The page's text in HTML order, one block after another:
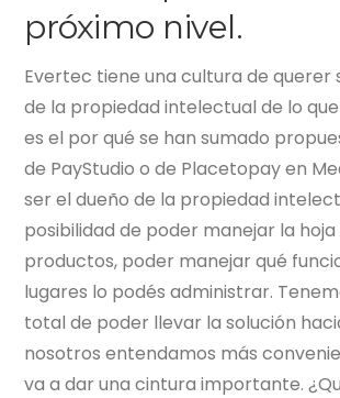
próximo nivel.
Evertec tiene una cultura de querer
de la propiedad intelectual de lo
es el por qué se han sumado
de PayStudio o de Placetopay en
ser el dueño de la propiedad
posibilidad de poder manejar la
productos, poder manejar qué
lugares lo podés administrar.
total de poder llevar la solución
nosotros entendamos más
va a dar una cintura importante.